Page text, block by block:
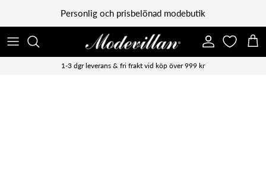
Vidare till innehållPersonlig och prisbelönad modebutik
Konto
1-3 dgr leverans & fri frakt vid köp över 999 kr